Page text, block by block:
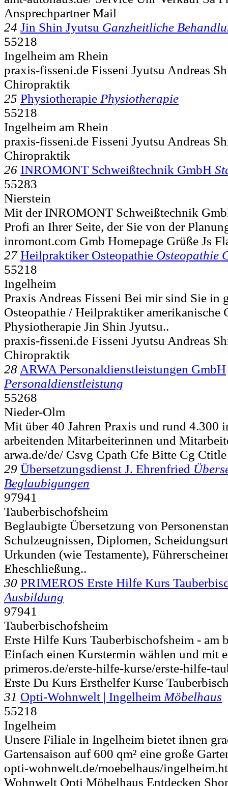
Ansprechpartner Mail
24 Jin Shin Jyutsu Ganzheitliche
55218
Ingelheim am Rhein
praxis-fisseni.de Fisseni Jyutsu Andreas
Chiropraktik
25 Physiotherapie Physiotherapie
55218
Ingelheim am Rhein
praxis-fisseni.de Fisseni Jyutsu Andreas
Chiropraktik
26 INROMONT Schweißtechnik GmbH
55283
Nierstein
Mit der INROMONT Schweißtechnik
Profi an Ihrer Seite, der Sie von der
inromont.com Gmb Homepage Grüße Js
27 Heilpraktiker Osteopathie Osteopathie
55218
Ingelheim
Praxis Andreas Fisseni Bei mir sind Sie in
Osteopathie / Heilpraktiker amerikanische
Physiotherapie Jin Shin Jyutsu..
praxis-fisseni.de Fisseni Jyutsu Andreas
Chiropraktik
28 ARWA Personaldienstleistungen GmbH
Personaldienstleistung
55268
Nieder-Olm
Mit über 40 Jahren Praxis und rund 4.300
arbeitenden Mitarbeiterinnen und
arwa.de/de/ Csvg Cpath Cfe Bitte Cg
29 Übersetzungsdienst J. Ehrenfried
Beglaubigungen
97941
Tauberbischofsheim
Beglaubigte Übersetzung von
Schulzeugnissen, Diplomen,
Urkunden (wie Testamente),
Eheschließung..
30 PRIMEROS Erste Hilfe Kurs
Ausbildung
97941
Tauberbischofsheim
Erste Hilfe Kurs Tauberbischofsheim - am
Einfach einen Kurstermin wählen und mit
primeros.de/erste-hilfe-kurse/erste-hilfe-
Erste Du Kurs Ersthelfer Kurse
31 Opti-Wohnwelt | Ingelheim Möbelhaus
55218
Ingelheim
Unsere Filiale in Ingelheim bietet ihnen
Gartensaison auf 600 qm² eine große
opti-wohnwelt.de/moebelhaus/
Wohnwelt Opti Möbelhaus Entdecken